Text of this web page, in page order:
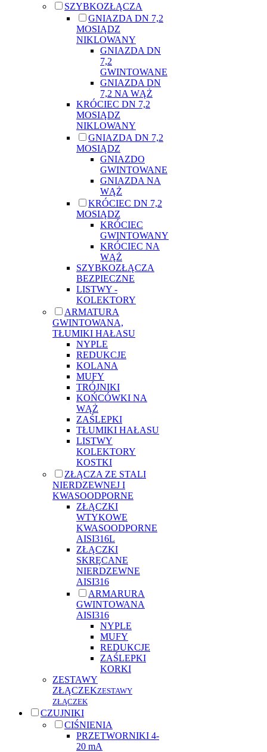
SZYBKOZŁĄCZA
GNIAZDA DN 7,2
MOSIĄDZ
NIKLOWANY
GNIAZDA DN
7,2
GWINTOWANE
GNIAZDA DN
7,2 NA WĄŻ
KRÓCIEC DN 7,2
MOSIĄDZ
NIKLOWANY
GNIAZDA DN 7,2
MOSIĄDZ
GNIAZDO
GWINTOWANE
GNIAZDA NA
WĄŻ
KRÓCIEC DN 7,2
MOSIĄDZ
KRÓCIEC
GWINTOWANY
KRÓCIEC NA
WĄŻ
SZYBKOZŁĄCZA
BEZPIECZNE
LISTWY -
KOLEKTORY
ARMATURA
GWINTOWANA,
TŁUMIKI HAŁASU
NYPLE
REDUKCJE
KOLANA
MUFY
TRÓJNIKI
KOŃCÓWKI NA
WĄŻ
ZAŚLEPKI
TŁUMIKI HAŁASU
LISTWY
KOLEKTORY
KOSTKI
ZŁĄCZA ZE STALI
NIERDZEWNEJ I
KWASOODPORNE
ZŁĄCZKI
WTYKOWE
KWASOODPORNE
AISI316L
ZŁĄCZKI
SKRĘCANE
NIERDZEWNE
AISI316
ARMARURA
GWINTOWANA
AISI316
NYPLE
MUFY
REDUKCJE
ZAŚLEPKI
KORKI
ZESTAWY
ZŁĄCZEKZESTAWY
ZŁĄCZEK
CZUJNIKI
CIŚNIENIA
PRZETWORNIKI 4-
20 mA